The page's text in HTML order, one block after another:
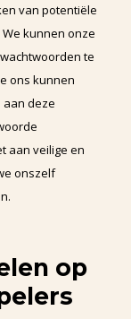
van potentiële
kunnen onze
te
ons kunnen
deze
aan veilige en
onszelf
op